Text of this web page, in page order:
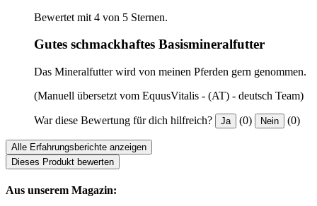
Bewertet mit 4 von 5 Sternen.
Gutes schmackhaftes Basismineralfutter
Das Mineralfutter wird von meinen Pferden gern genommen.
(Manuell übersetzt vom EquusVitalis - (AT) - deutsch Team)
War diese Bewertung für dich hilfreich? Ja (0) Nein (0)
Alle Erfahrungsberichte anzeigen
Dieses Produkt bewerten
Aus unserem Magazin: